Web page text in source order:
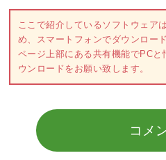
ここで紹介しているソフトウェア
め、スマートフォンでダウンロー
ページ上部にある共有機能でPC
ウンロードをお願い致します。
コメ